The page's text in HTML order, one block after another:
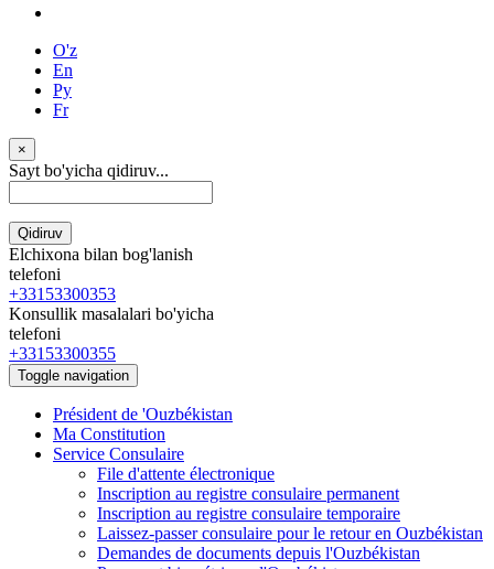
O'z
En
Ру
Fr
×
Sayt bo'yicha qidiruv...
Qidiruv
Elchixona bilan bog'lanish
telefoni
+33153300353
Konsullik masalalari bo'yicha
telefoni
+33153300355
Toggle navigation
Président de 'Ouzbékistan
Ma Constitution
Service Consulaire
File d'attente électronique
Inscription au registre consulaire permanent
Inscription au registre consulaire temporaire
Laissez-passer consulaire pour le retour en Ouzbékistan
Demandes de documents depuis l'Ouzbékistan